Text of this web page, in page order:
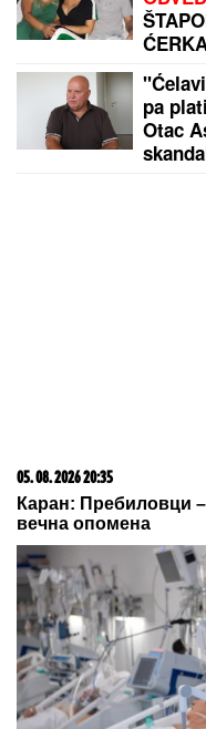
POMEN
žrtvama oluje u
PREPORUKA ZA
Ne
o
zaista